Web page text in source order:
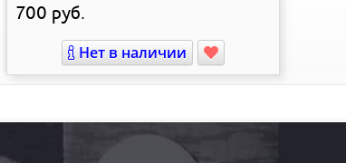
700 руб.
Нет в наличии